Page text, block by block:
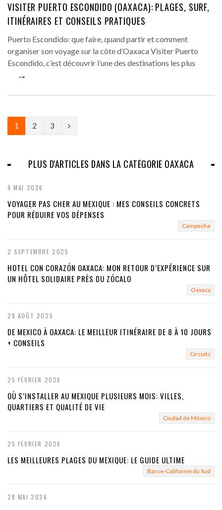
VISITER PUERTO ESCONDIDO (OAXACA): PLAGES, SURF,
ITINÉRAIRES ET CONSEILS PRATIQUES
Puerto Escondido: que faire, quand partir et comment
organiser son voyage sur la côte d’Oaxaca Visiter Puerto
Escondido, c’est découvrir l’une des destinations les plus
→
1 2 3
N
x
PLUS D'ARTICLES DANS LA CATÉGORIE OAXACA
9 MAI 2026
VOYAGER PAS CHER AU MEXIQUE : MES CONSEILS CONCRETS
POUR RÉDUIRE VOS DÉPENSES
Campeche
2 SEPTEMBRE 2025
HOTEL CON CORAZÓN OAXACA: MON RETOUR D’EXPÉRIENCE SUR
UN HÔTEL SOLIDAIRE PRÈS DU ZÓCALO
Oaxaca
28 AOÛT 2025
DE MEXICO À OAXACA: LE MEILLEUR ITINÉRAIRE DE 8 À 10 JOURS
+ CONSEILS
Circuits
25 FÉVRIER 2026
OÙ S’INSTALLER AU MEXIQUE PLUSIEURS MOIS: VILLES,
QUARTIERS ET QUALITÉ DE VIE
Ciudad de México
25 FÉVRIER 2026
LES MEILLEURES PLAGES DU MEXIQUE: LE GUIDE ULTIME
Basse-Californie du Sud
28 MAI 2026